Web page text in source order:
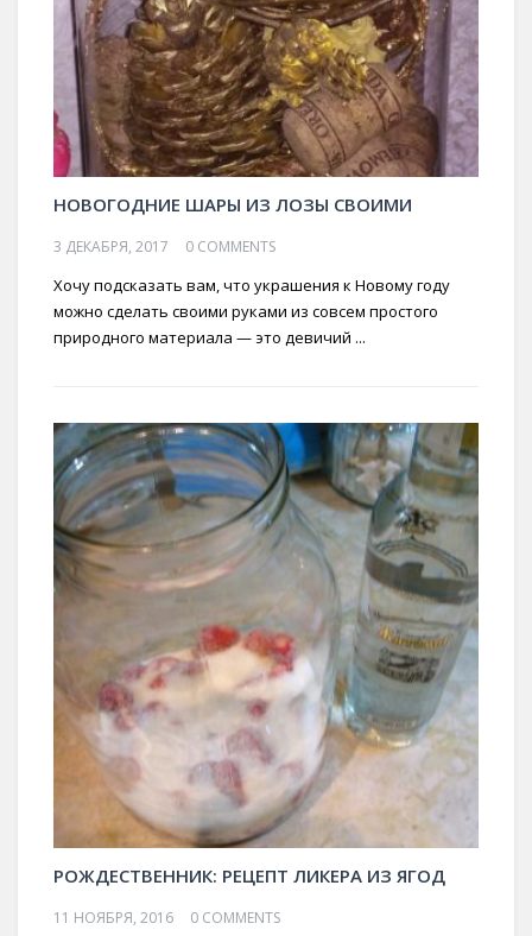
НОВОГОДНИЕ ШАРЫ ИЗ ЛОЗЫ СВОИМИ
3 ДЕКАБРЯ, 2017 0 COMMENTS
Хочу подсказать вам, что украшения к Новому году
можно сделать своими руками из совсем простого
природного материала — это девичий ...
РОЖДЕСТВЕННИК: РЕЦЕПТ ЛИКЕРА ИЗ ЯГОД
11 НОЯБРЯ, 2016 0 COMMENTS